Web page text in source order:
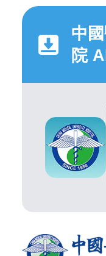
中
院